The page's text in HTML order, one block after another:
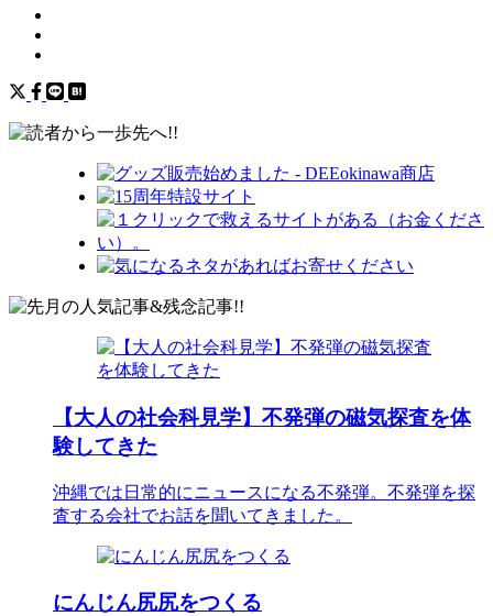
【大人の社会科見学】不発弾の磁気探査を体
験してきた
沖縄では日常的にニュースになる不発弾。不発弾を探
査する会社でお話を聞いてきました。
にんじん尻尻をつくる